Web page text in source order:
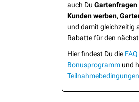
auch Du
Kunden werben,
und damit gleichzeitig
Rabatte für den
Hier findest Du die
Bonusprogramm und
Teilnahmebedingungen